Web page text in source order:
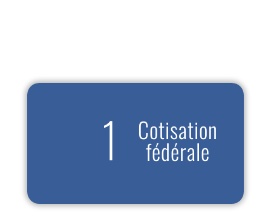
Cotisation
fédérale